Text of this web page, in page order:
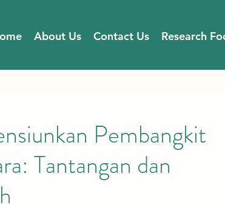
About Us Contact Us Research
Pembangkit
Tantangan dan